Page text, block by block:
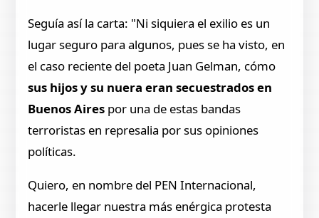
Seguía así la carta: "Ni siquiera el exilio es un
lugar seguro para algunos, pues se ha visto, en
el caso reciente del poeta Juan Gelman, cómo
sus hijos y su nuera eran secuestrados en
Buenos Aires por una de estas bandas
terroristas en represalia por sus opiniones
políticas.
Quiero, en nombre del PEN Internacional,
hacerle llegar nuestra más enérgica protesta